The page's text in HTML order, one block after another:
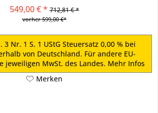
549,00 € * 712,81 € *
vorher 599,00 €*
3 Nr. 1 S. 1 UStG Steuersatz 0,00 % bei
von Deutschland. Für andere EU-
jeweiligen MwSt. des Landes. Mehr Infos
Merken